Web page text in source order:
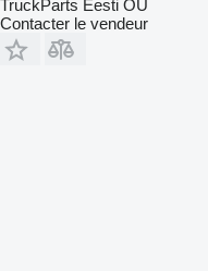
TruckParts Eesti OÜ
Contacter le vendeur